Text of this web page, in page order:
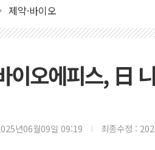
제약·바이오
이오에피스, 日
년06월09일 09:19 최종수정 :